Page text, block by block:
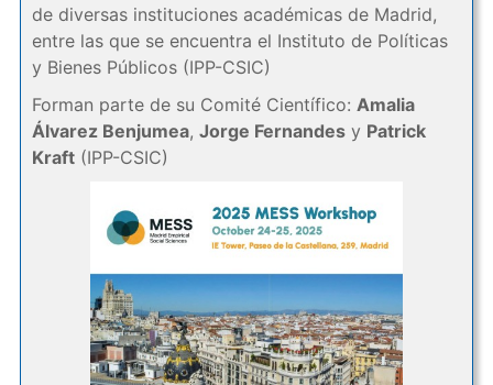
de diversas instituciones académicas de Madrid,
entre las que se encuentra el Instituto de Políticas
y Bienes Públicos (IPP-CSIC)
Forman parte de su Comité Científico: Amalia
Álvarez Benjumea, Jorge Fernandesy Patrick
Kraft(IPP-CSIC)